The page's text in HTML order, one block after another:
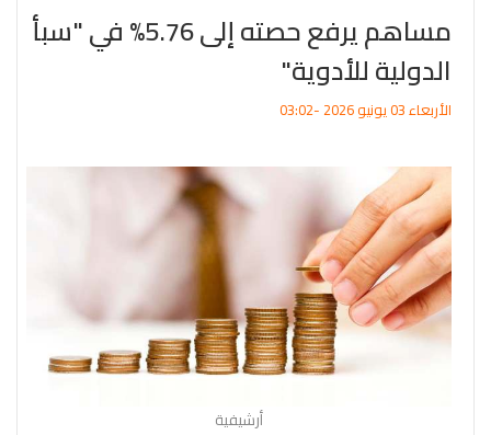
مساهم يرفع حصته إلى 5.76% في "سبأ
الدولية للأدوية"
الأربعاء 03 يونيو 2026 -03:02
أرشيفية